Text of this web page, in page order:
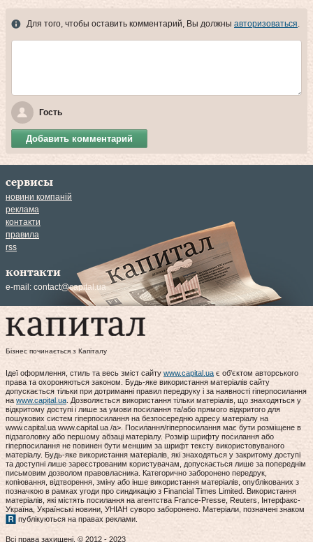
Для того, чтобы оставить комментарий, Вы должны авторизоваться.
Гость
Добавить комментарий
сервисы
новини компаній
реклама
контакти
правила
rss
контакти
e-mail: contact@capital.ua
Бізнес починається з Капіталу
Ідеї оформлення, стиль та весь зміст сайту www.capital.uaє об'єктом авторського
права та охороняються законом. Будь-яке використання матеріалів сайту
допускається тільки при дотриманні правил передруку і за наявності гіперпосилання
на www.capital.ua. Дозволяється використання тільки матеріалів, що знаходяться у
відкритому доступі і лише за умови посилання та/або прямого відкритого для
пошукових систем гіперпосилання на безпосередню адресу матеріалу на
www.capital.ua www.capital.ua /a>. Посилання/гіперпосилання має бути розміщене в
підзаголовку або першому абзаці матеріалу. Розмір шрифту посилання або
гіперпосилання не повинен бути меншим за шрифт тексту використовуваного
матеріалу. Будь-яке використання матеріалів, які знаходяться у закритому доступі
та доступні лише зареєстрованим користувачам, допускається лише за попереднім
письмовим дозволом правовласника. Категорично заборонено передрук,
копіювання, відтворення, зміну або інше використання матеріалів, опублікованих з
позначкою в рамках угоди про синдикацію з Financial Times Limited. Використання
матеріалів, які містять посилання на агентства France-Presse, Reuters, Інтерфакс-
Україна, Українські новини, УНІАН суворо заборонено. Матеріали, позначені знаком
публікуються на правах реклами.
Всі права захищені. © 2012 - 2023